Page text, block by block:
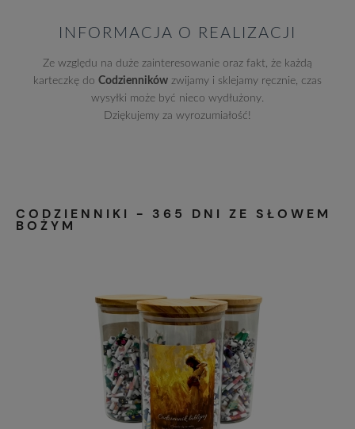
INFORMACJA O REALIZACJI
Ze względu na duże zainteresowanie oraz fakt, że każdą
karteczkę do Codzienników zwijamy i sklejamy ręcznie, czas
wysyłki może być nieco wydłużony.
Dziękujemy za wyrozumiałość!
CODZIENNIKI - 365 DNI ZE SŁOWEM
BOŻYM